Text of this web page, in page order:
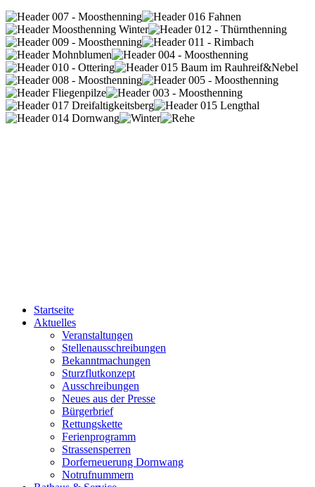
Startseite
Aktuelles
Veranstaltungen
Stellenausschreibungen
Bekanntmachungen
Sturzflutkonzept
Ausschreibungen
Neues aus der Presse
Bürgerbrief
Rettungskette
Ferienprogramm
Strassensperren
Dorferneuerung Dornwang
Notrufnummern